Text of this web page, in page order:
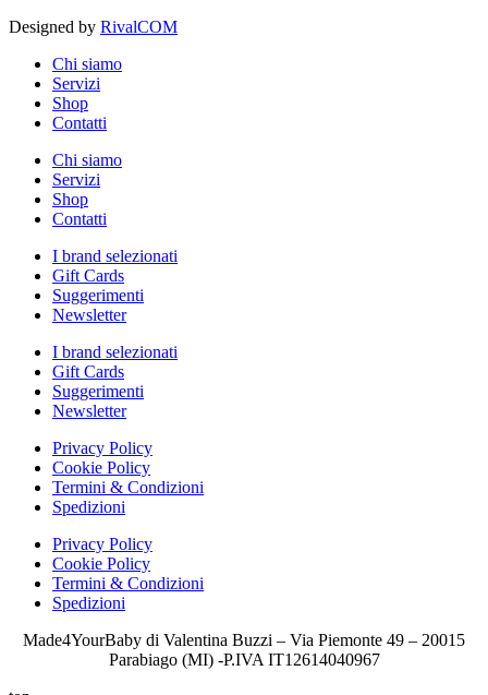
Designed by RivalCOM
Chi siamo
Servizi
Shop
Contatti
Chi siamo
Servizi
Shop
Contatti
I brand selezionati
Gift Cards
Suggerimenti
Newsletter
I brand selezionati
Gift Cards
Suggerimenti
Newsletter
Privacy Policy
Cookie Policy
Termini & Condizioni
Spedizioni
Privacy Policy
Cookie Policy
Termini & Condizioni
Spedizioni
Made4YourBaby di Valentina Buzzi – Via Piemonte 49 – 20015
Parabiago (MI) -P.IVA IT12614040967